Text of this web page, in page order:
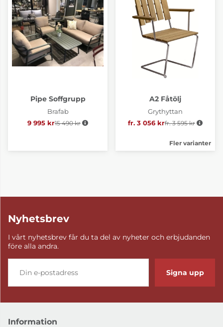
Pipe Soffgrupp
Brafab
9 995 kr Ordinarie pris:
15 490 kr
A2 Fåtölj
Grythyttan
fr. 3 056 krOrdinarie pris:
fr. 3 595 kr
Fler varianter
Nyhetsbrev
I vårt nyhetsbrev får du ta del av nyheter och erbjudanden
före alla andra.
Signa upp
Information